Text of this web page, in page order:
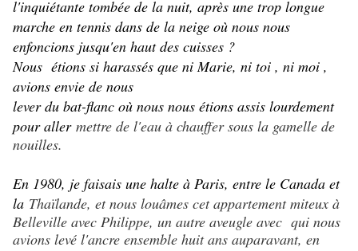
l'inquiétante tombée de la nuit, après une trop longue
marche en tennis dans de la neige où nous nous
enfoncions jusqu'en haut des cuisses ?
Nous étions si harassés que ni Marie, ni toi , ni moi ,
avions envie de nous
lever du bat-flanc où nous nous étions assis lourdement
pour aller mettre de l'eau à chauffer sous la gamelle de
nouilles.
En 1980, je faisais une halte à Paris, entre le Canada et
la Thaïlande, et nous louâmes cet appartement miteux à
Belleville avec Philippe, un autre aveugle avec qui nous
avions levé l'ancre ensemble huit ans auparavant, en